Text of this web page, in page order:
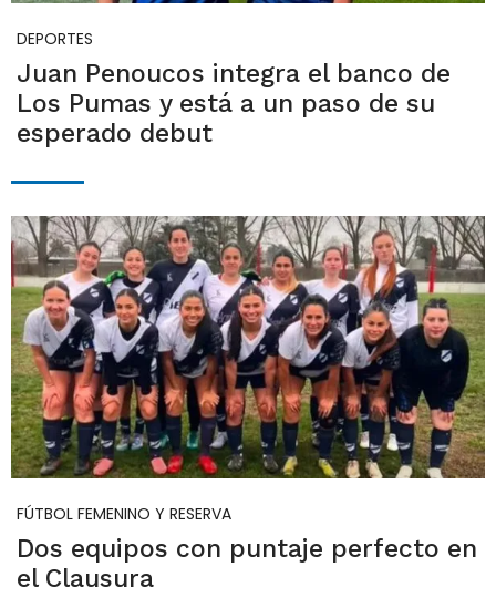
DEPORTES
Juan Penoucos integra el banco de
Los Pumas y está a un paso de su
esperado debut
FÚTBOL FEMENINO Y RESERVA
Dos equipos con puntaje perfecto en
el Clausura